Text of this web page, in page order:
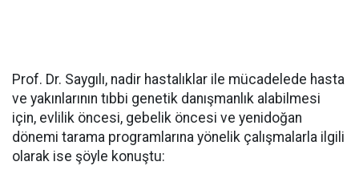
Prof. Dr. Saygılı, nadir hastalıklar ile mücadelede hasta
ve yakınlarının tıbbi genetik danışmanlık alabilmesi
için, evlilik öncesi, gebelik öncesi ve yenidoğan
dönemi tarama programlarına yönelik çalışmalarla ilgili
olarak ise şöyle konuştu: